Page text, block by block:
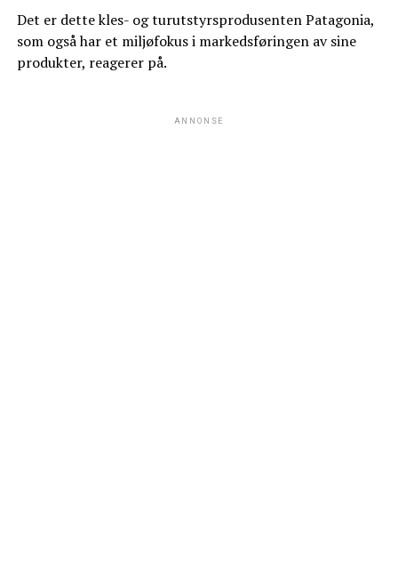
Det er dette kles- og turutstyrsprodusenten Patagonia,
som også har et miljøfokus i markedsføringen av sine
produkter, reagerer på.
ANNONSE